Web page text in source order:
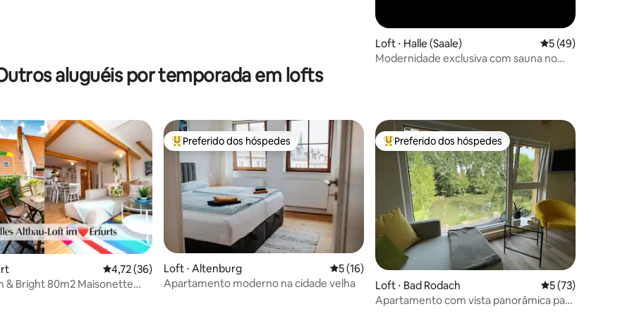
Loft ⋅ Halle (Saale) 5 de uma
5 (49)
Modernidade exclusiva com sauna no
aluguéis por temporada em lofts
de 5, 75 avaliações
4,72 de uma avaliação média de 5, 36 avaliações
4,72 (36)
& Bright 80m2 Maisonette
Entre os melhores preferidos dos hóspedes
Preferido dos hóspedes
Loft ⋅ Altenburg 5 de uma avaliação média de 5, 16 avaliações
5 (16)
Apartamento moderno na cidade velha
Entre os melhores preferidos dos hóspedes
Preferido dos hóspedes
Loft ⋅ Bad Rodach 5 de uma
5 (73)
Apartamento com vista panorâmica para